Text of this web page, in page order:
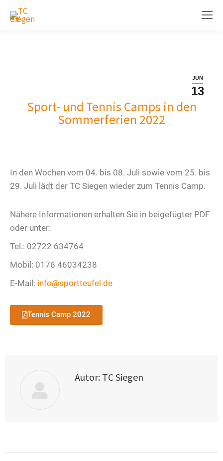
JUN
13
Sport- und Tennis Camps in den
Sommerferien 2022
In den Wochen vom 04. bis 08. Juli sowie vom 25. bis
29. Juli lädt der TC Siegen wieder zum Tennis Camp.
Nähere Informationen erhalten Sie in beigefügter PDF
oder unter:
Tel.: 02722 634764
Mobil: 0176 46034238
E-Mail: info@sportteufel.de
Tennis Camp 2022
Autor: TC Siegen